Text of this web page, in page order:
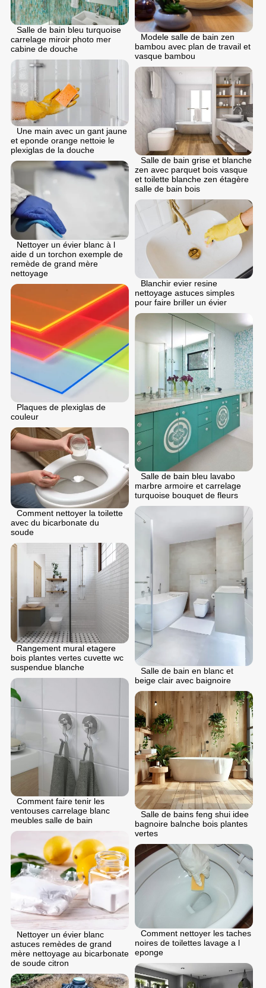
Modele salle de bain zen
bambou avec plan de travail et
vasque bambou
Salle de bain bleu turquoise
carrelage miroir photo mer
cabine de douche
Une main avec un gant jaune
et eponde orange nettoie le
plexiglas de la douche
Salle de bain grise et blanche
zen avec parquet bois vasque
et toilette blanche zen étagère
salle de bain bois
Nettoyer un évier blanc à l
aide d un torchon exemple de
remède de grand mère
nettoyage
Blanchir evier resine
nettoyage astuces simples
pour faire briller un évier
Plaques de plexiglas de
couleur
Salle de bain bleu lavabo
marbre armoire et carrelage
turquoise bouquet de fleurs
Comment nettoyer la toilette
avec du bicarbonate du
soude
Salle de bain en blanc et
beige clair avec baignoire
Rangement mural etagere
bois plantes vertes cuvette wc
suspendue blanche
Comment faire tenir les
ventouses carrelage blanc
meubles salle de bain
Salle de bains feng shui idee
bagnoire balnche bois plantes
vertes
Nettoyer un évier blanc
astuces remèdes de grand
mère nettoyage au bicarbonate
de soude citron
Comment nettoyer les taches
noires de toilettes lavage a l
eponge